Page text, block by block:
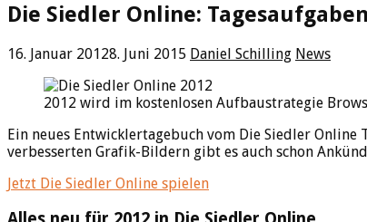
Die Siedler Online:
16. Januar 20128. Juni 2015 Daniel Schilling News
2012 wird im kostenlosen Aufbaustrategie
Ein neues Entwicklertagebuch vom Die Siedler
verbesserten Grafik-Bildern gibt es auch schon
Jetzt Die Siedler Online spielen